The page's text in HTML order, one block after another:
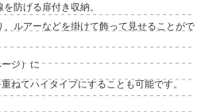
防げる扉付き収納。
ルアーなどを掛けて飾って見せることがで
ジ）に
ねてハイタイプにすることも可能です。